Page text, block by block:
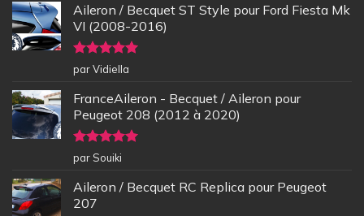
Aileron / Becquet ST Style pour Ford Fiesta Mk
VI (2008-2016)
Note5sur
5
par Vidiella
FranceAileron - Becquet / Aileron pour
Peugeot 208 (2012 à 2020)
Note5sur
5
par Souiki
Aileron / Becquet RC Replica pour Peugeot
207